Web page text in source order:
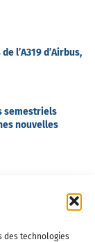
des technologies
l’A319 d’Airbus,
semestriels
nouvelles